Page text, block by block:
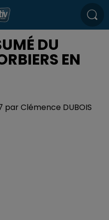
DU
EN
par Clémence DUBOIS